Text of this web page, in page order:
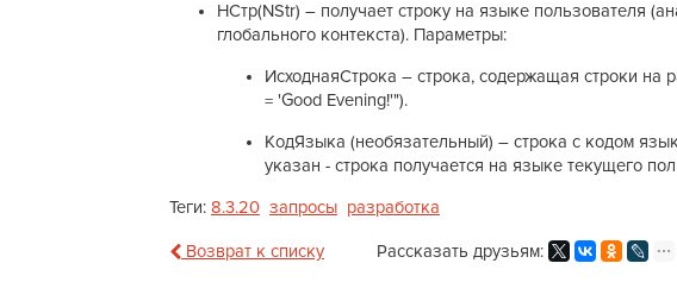
НСтр(NStr) – получает строку на языке пользователя
глобального контекста). Параметры:
ИсходнаяСтрока – строка, содержащая строки
= 'Good Evening!'").
КодЯзыка (необязательный) – строка с кодом
указан - строка получается на языке текущего
Теги: 8.3.20 запросы разработка
Возврат к списку Рассказать друзьям: